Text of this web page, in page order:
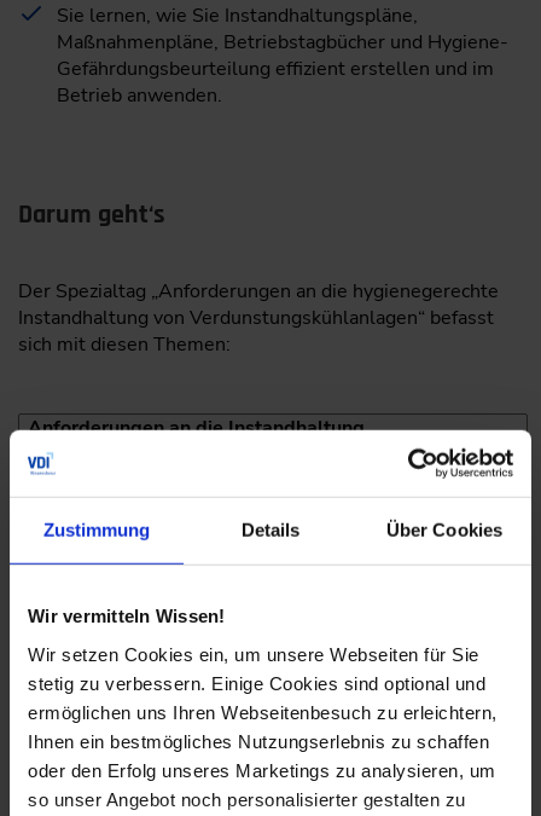
Zustimmung Details Über Cookies
Wir vermitteln Wissen!
Wir setzen Cookies ein, um unsere Webseiten für Sie
stetig zu verbessern. Einige Cookies sind optional und
ermöglichen uns Ihren Webseitenbesuch zu erleichtern,
Ihnen ein bestmögliches Nutzungserlebnis zu schaffen
oder den Erfolg unseres Marketings zu analysieren, um
so unser Angebot noch personalisierter gestalten zu
Sie lernen, wie Sie Instandhaltungspläne,
Maßnahmenpläne, Betriebstagbücher und Hygiene-
Gefährdungsbeurteilung effizient erstellen und im
Betrieb anwenden.
Darum geht‘s
Der Spezialtag „Anforderungen an die hygienegerechte
Instandhaltung von Verdunstungskühlanlagen“ befasst
sich mit diesen Themen:
Anforderungen an die Instandhaltung
Grundlagen der Instandhaltung aus dem
Hygieneblickwinkel
Instandhaltungsplan, Maßnahmenplan und
Hygiene-Gefährdungsbeurteilung
Betreiberverantwortung und
Qualifikationsmöglichkeiten
Dokumentationsaufgaben im Betriebstagebuch
Reinigungsmaßnahmen als Teil der
Instandhaltung
Beispiele aus der Praxis eines Dienstleisters